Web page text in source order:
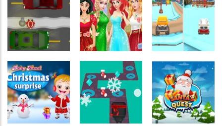
Números
Xmas Math
Quebra-
cabeça
Jigsaw Puzzle
Christmas
Coordenação
Motora
Christmas Gift
Box
Coordenação
Motora
Entrega de
presente de
natal
Passatempo
Princess
Christmas
Party
Passatempo
Santa Racer